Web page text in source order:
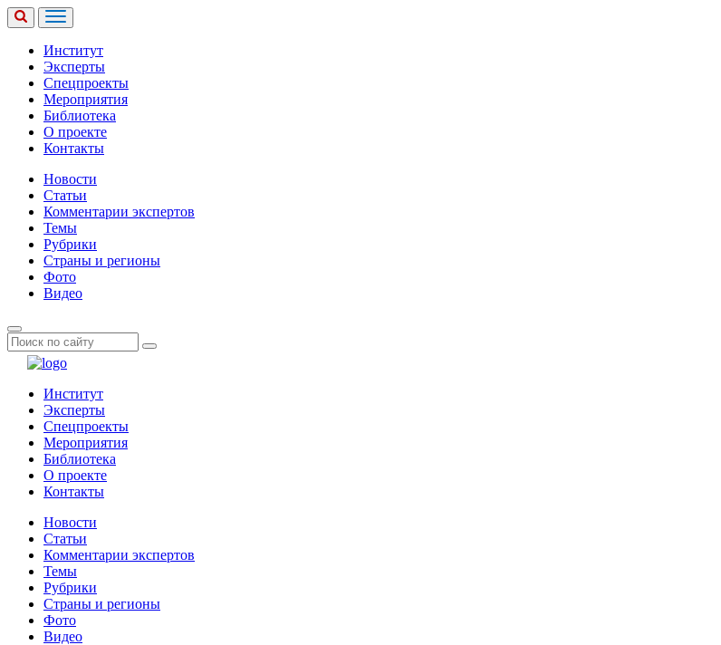
Институт
Эксперты
Спецпроекты
Мероприятия
Библиотека
О проекте
Контакты
Новости
Статьи
Комментарии экспертов
Темы
Рубрики
Страны и регионы
Фото
Видео
Институт
Эксперты
Спецпроекты
Мероприятия
Библиотека
О проекте
Контакты
Новости
Статьи
Комментарии экспертов
Темы
Рубрики
Страны и регионы
Фото
Видео